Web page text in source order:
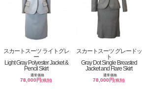
スカートスーツ ライトグレ
ー
Light Gray Polyester Jacket &
Pencil Skirt
通常価格
78,000円(税別)
スカートスーツ グレードッ
ト
Gray Dot Single Breasted
Jacket and Flare Skirt
通常価格
78,000円(税別)